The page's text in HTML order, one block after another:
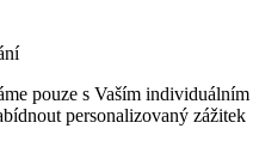
pouze s Vaším individuálním
personalizovaný zážitek